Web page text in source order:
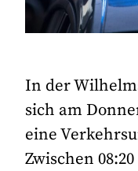
In der
sich am
eine
Zwischen